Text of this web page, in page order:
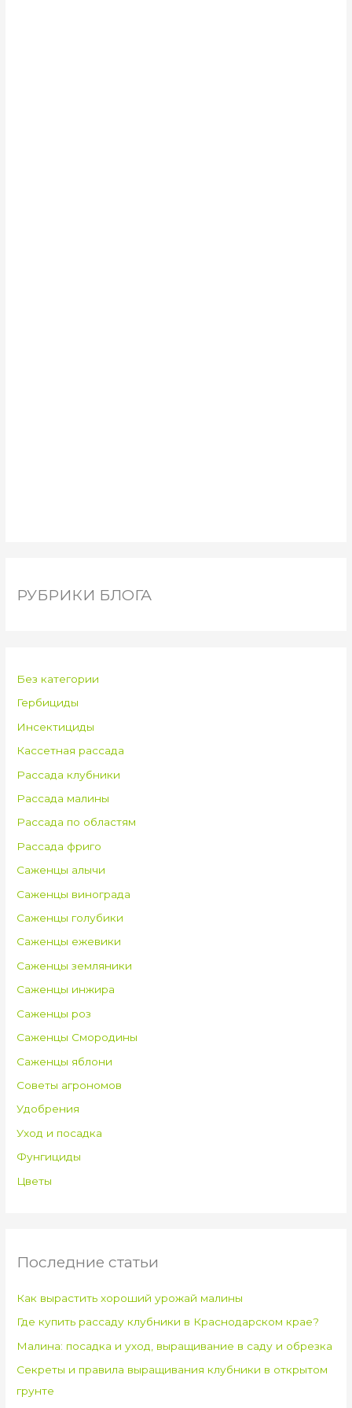
РУБРИКИ БЛОГА
Без категории
Гербициды
Инсектициды
Кассетная рассада
Рассада клубники
Рассада малины
Рассада по областям
Рассада фриго
Саженцы алычи
Саженцы винограда
Саженцы голубики
Саженцы ежевики
Саженцы земляники
Саженцы инжира
Саженцы роз
Саженцы Смородины
Саженцы яблони
Советы агрономов
Удобрения
Уход и посадка
Фунгициды
Цветы
Последние статьи
Как вырастить хороший урожай малины
Где купить рассаду клубники в Краснодарском крае?
Малина: посадка и уход, выращивание в саду и обрезка
Секреты и правила выращивания клубники в открытом
грунте